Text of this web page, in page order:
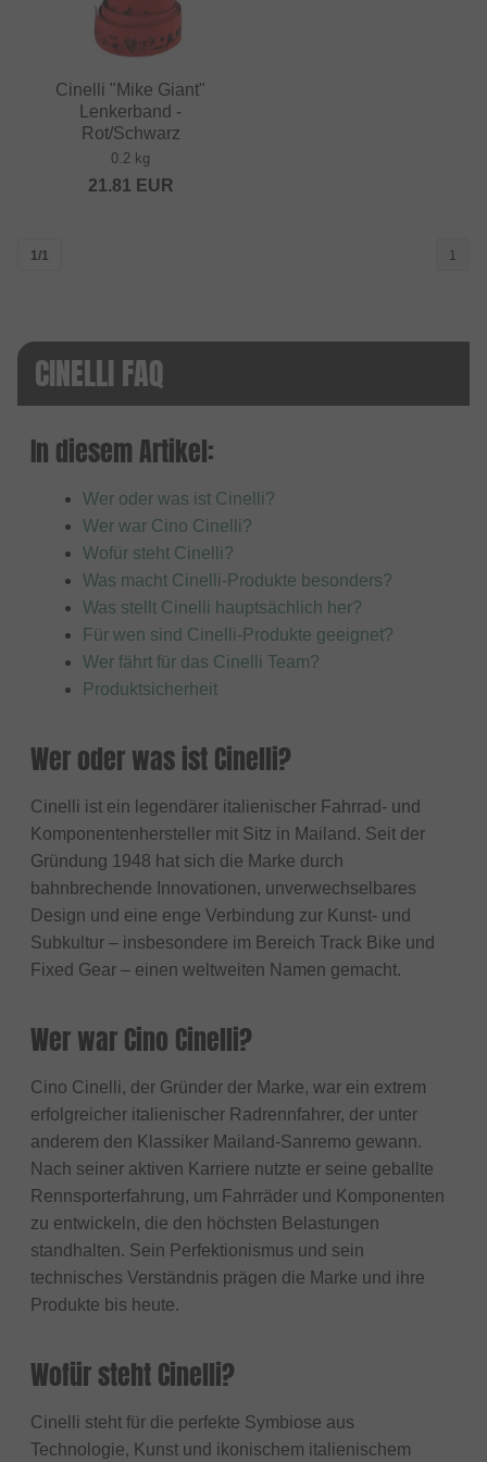
Cinelli "Mike Giant"
Lenkerband -
Rot/Schwarz
0.2 kg
21.81 EUR
1/1 1
CINELLI FAQ
In diesem Artikel:
Wer oder was ist Cinelli?
Wer war Cino Cinelli?
Wofür steht Cinelli?
Was macht Cinelli-Produkte besonders?
Was stellt Cinelli hauptsächlich her?
Für wen sind Cinelli-Produkte geeignet?
Wer fährt für das Cinelli Team?
Produktsicherheit
Wer oder was ist Cinelli?
Cinelli ist ein legendärer italienischer Fahrrad- und
Komponentenhersteller mit Sitz in Mailand. Seit der
Gründung 1948 hat sich die Marke durch
bahnbrechende Innovationen, unverwechselbares
Design und eine enge Verbindung zur Kunst- und
Subkultur – insbesondere im Bereich Track Bike und
Fixed Gear – einen weltweiten Namen gemacht.
Wer war Cino Cinelli?
Cino Cinelli, der Gründer der Marke, war ein extrem
erfolgreicher italienischer Radrennfahrer, der unter
anderem den Klassiker Mailand-Sanremo gewann.
Nach seiner aktiven Karriere nutzte er seine geballte
Rennsporterfahrung, um Fahrräder und Komponenten
zu entwickeln, die den höchsten Belastungen
standhalten. Sein Perfektionismus und sein
technisches Verständnis prägen die Marke und ihre
Produkte bis heute.
Wofür steht Cinelli?
Cinelli steht für die perfekte Symbiose aus
Technologie, Kunst und ikonischem italienischem